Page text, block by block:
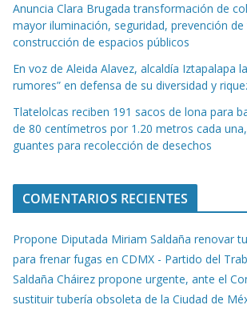
Anuncia Clara Brugada transformación de
mayor iluminación, seguridad, prevención de
construcción de espacios públicos
En voz de Aleida Alavez, alcaldía Iztapalapa
rumores” en defensa de su diversidad y
Tlatelolcas reciben 191 sacos de lona para
de 80 centímetros por 1.20 metros cada
guantes para recolección de desechos
COMENTARIOS RECIENTES
Propone Diputada Miriam Saldaña renovar
para frenar fugas en CDMX - Partido del
Saldaña Cháirez propone urgente, ante el
sustituir tubería obsoleta de la Ciudad de